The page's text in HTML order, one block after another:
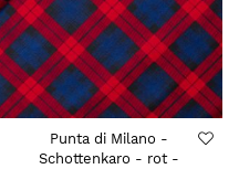
Punta di Milano -
Schottenkaro - rot -